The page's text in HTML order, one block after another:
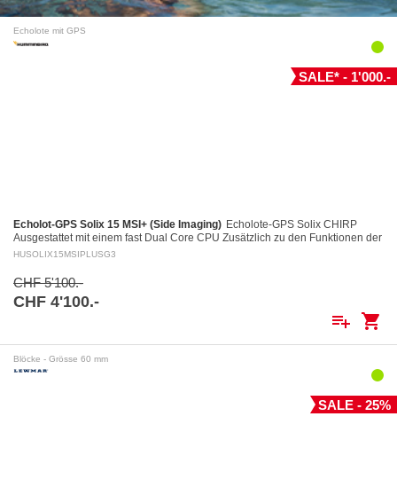
Echolote mit GPS
SALE* - 1'000.-
Echolot-GPS Solix 15 MSI+ (Side Imaging) Echolote-GPS Solix CHIRP
Ausgestattet mit einem fast Dual Core CPU Zusätzlich zu den Funktionen der
Helix Geräte, einschliesslich des…
HUSOLIX15MSIPLUSG3
CHF 5'100.-
CHF 4'100.-
playlist_add shopping_cart
Blöcke - Grösse 60 mm
SALE - 25%